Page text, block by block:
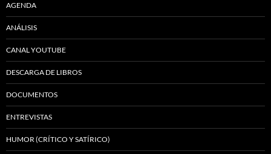
AGENDA
ANÁLISIS
CANAL YOUTUBE
DESCARGA DE LIBROS
DOCUMENTOS
ENTREVISTAS
HUMOR (CRÍTICO Y SATÍRICO)